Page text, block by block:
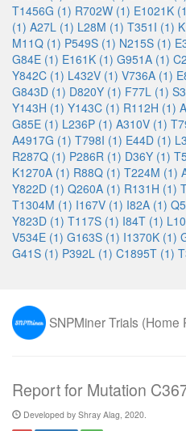
T1456G (1) R702W (1) E1021K
(1) A27L (1) L28M (1) T351I (1)
M11Q (1) P549S (1) N215S (1)
G84E (1) E161K (1) G951A (1)
Y842C (1) L432V (1) V736A (1)
G843D (1) D820Y (1) F77L (1)
Y143H (1) Y143C (1) R112H (1)
G85E (1) L236P (1) A310V (1)
A4917G (1) T798I (1) E44D (1)
R287Q (1) P286R (1) D36Y (1)
K1270A (1) R88Q (1) T224M (1)
Y822D (1) Q260A (1) R131H (1)
T1304M (1) I167V (1) I82A (1)
Y823D (1) T117S (1) I84T (1)
V534E (1) G163S (1) I1370K (1)
G41S (1) P392L (1) C1895T (1)
SNPMiner Trials (Home
Report for Mutation
Developed by Shray Alag, 2020.